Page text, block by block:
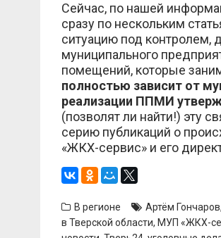
Сейчас, по нашей
сразу по нескольким
ситуацию под контролем,
муниципального
помещений, которые
полностью зависит от
реализации ППМИ
(позволят ли найти!) эту
серию публикаций о
«ЖКХ-сервис» и его
В регионе Артём Гончаров,
в Тверской области, МУП «ЖКХ-